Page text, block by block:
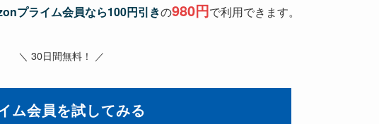
プライム会員なら100円引きの980円で利用できます。
＼ 30日間無料！ ／
ム会員を試してみる